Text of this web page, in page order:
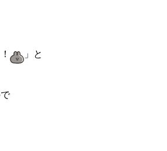
」と